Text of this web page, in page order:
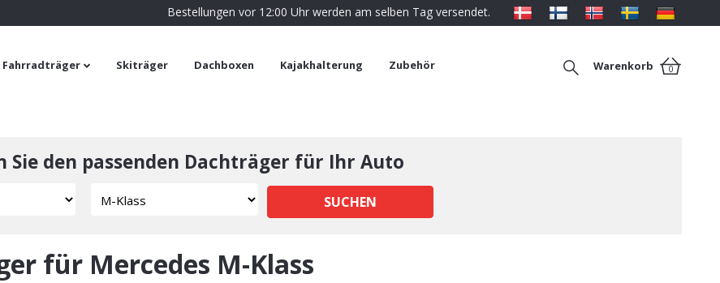
Bestellungen vor 12:00 Uhr werden am selben Tag versendet.
Fahrradträger Skiträger Dachboxen Kajakhalterung Zubehör Warenkorb 0
Sie den passenden Dachträger für Ihr Auto
SUCHEN
für Mercedes M-Klass